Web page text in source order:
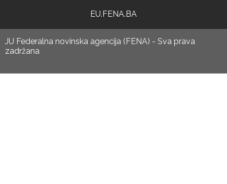
EU.FENA.BA
JU Federalna novinska agencija (FENA) - Sva prava
zadržana